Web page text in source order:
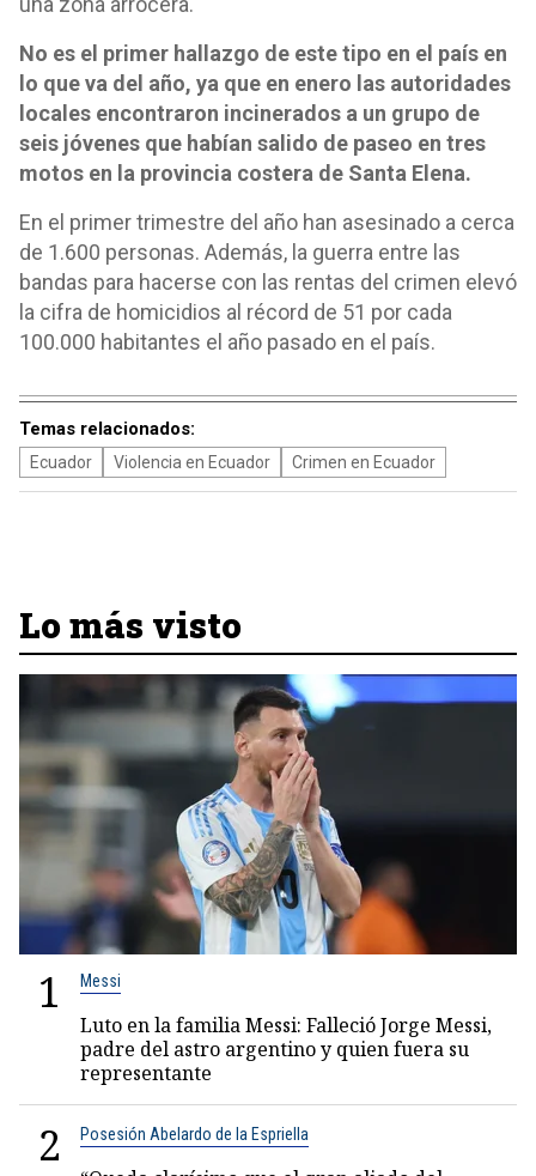
No es el primer hallazgo de este tipo en el país en
lo que va del año, ya que en enero las autoridades
locales encontraron incinerados a un grupo de
seis jóvenes que habían salido de paseo en tres
motos en la provincia costera de Santa Elena.
En el primer trimestre del año han asesinado a cerca
de 1.600 personas. Además, la guerra entre las
bandas para hacerse con las rentas del crimen elevó
la cifra de homicidios al récord de 51 por cada
100.000 habitantes el año pasado en el país.
Temas relacionados:
Ecuador Violencia en Ecuador Crimen en Ecuador
Lo más visto
1 Messi
Luto en la familia Messi: Falleció Jorge Messi,
padre del astro argentino y quien fuera su
representante
2 Posesión Abelardo de la Espriella